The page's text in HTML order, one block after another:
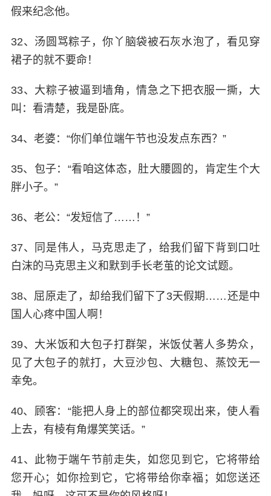
假来纪念他。
32、汤圆骂粽子，你丫脑袋被石灰水泡了，看见穿
裙子的就不要命！
33、大粽子被逼到墙角，情急之下把衣服一撕，大
叫：看清楚，我是卧底。
34、老婆：“你们单位端午节也没发点东西？”
35、包子：“看咱这体态，肚大腰圆的，肯定生个大
胖小子。”
36、老公：“发短信了……！”
37、同是伟人，马克思走了，给我们留下背到口吐
白沫的马克思主义和默到手长老茧的论文试题。
38、屈原走了，却给我们留下了3天假期……还是中
国人心疼中国人啊！
39、大米饭和大包子打群架，米饭仗著人多势众，
见了大包子的就打，大豆沙包、大糖包、蒸饺无一
幸免。
40、顾客：“能把人身上的部位都突现出来，使人看
上去，有棱有角爆笑笑话。”
41、此物于端午节前走失，如您见到它，它将带给
您开心；如你捡到它，它将带给你幸福；如您送还